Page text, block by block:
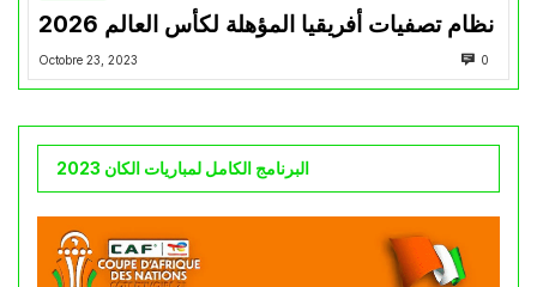
نظام تصفيات أفريقيا المؤهلة لكأس العالم 2026
Octobre 23, 2023 0
البرنامج الكامل لمباريات الكان 2023